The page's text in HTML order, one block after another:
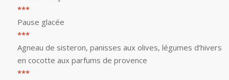
***
Pause glacée
***
Agneau de sisteron, panisses aux olives, légumes d’hivers
en cocotte aux parfums de provence
***